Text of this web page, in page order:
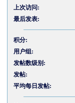
上次访问:
最后发表:
积分:
用户组:
发帖数级别:
发帖:
平均每日发帖: